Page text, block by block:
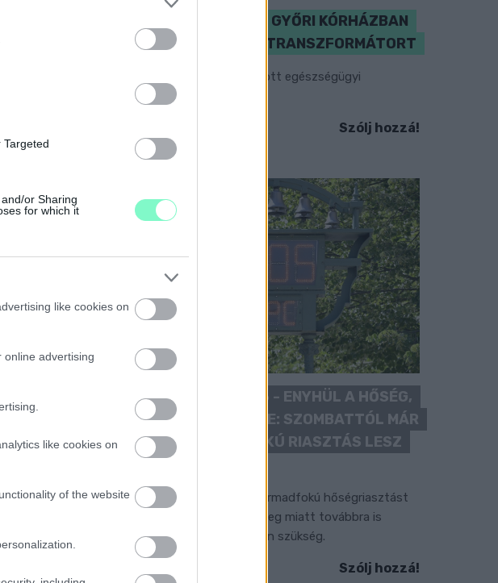
or Sharing
for which it
like cookies on
online advertising
like cookies on
of the website
KICSERÉLTÉK A GYŐRI KÓRHÁZBAN
MEGHIBÁSODOTT TRANSZFORMÁTORT
Megkezdték az elhalasztott egészségügyi
ellátásokat.
Szólj hozzá!
KÁNIKULA 2026 - ENYHÜL A HŐSÉG,
DE MÉG NINCS VÉGE: SZOMBATTÓL MÁR
“CSAK” MÁSODFOKÚ RIASZTÁS LESZ
A július vége óta tartó harmadfokú hőségriasztást
mérséklik, de a tartós meleg miatt továbbra is
fokozott óvatosságra van szükség.
Szólj hozzá!